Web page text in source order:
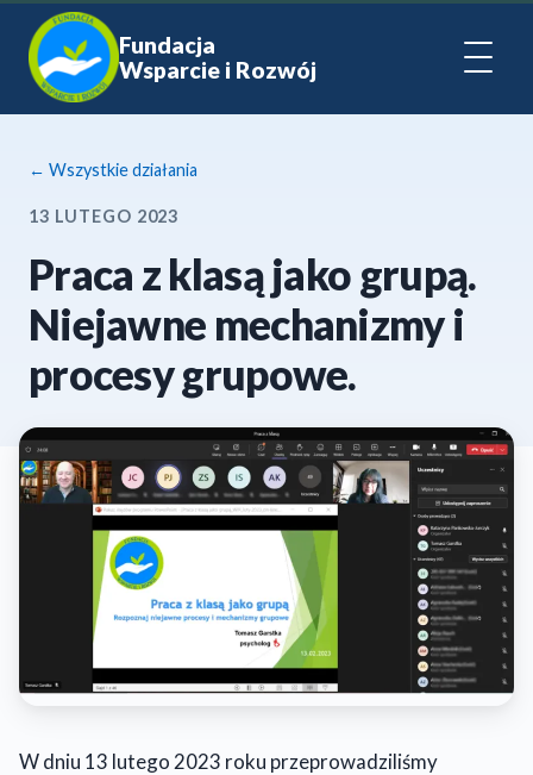
Fundacja
Wsparcie i Rozwój
← Wszystkie działania
13 LUTEGO 2023
Praca z klasą jako grupą.
Niejawne mechanizmy i
procesy grupowe.
W dniu 13 lutego 2023 roku przeprowadziliśmy